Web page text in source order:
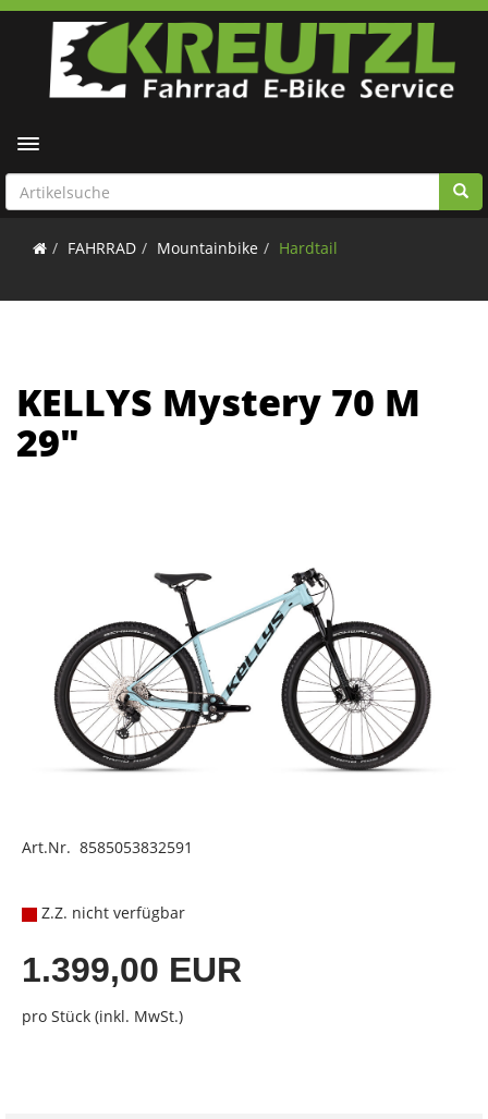
Toggle navigation
FAHRRAD Mountainbike Hardtail
KELLYS Mystery 70 M
29"
Art.Nr. 8585053832591
Z.Z. nicht verfügbar
1.399,00 EUR
pro Stück (inkl. MwSt.)